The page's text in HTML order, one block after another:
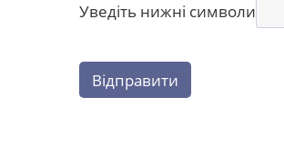
Уведіть нижні символи
Відправити